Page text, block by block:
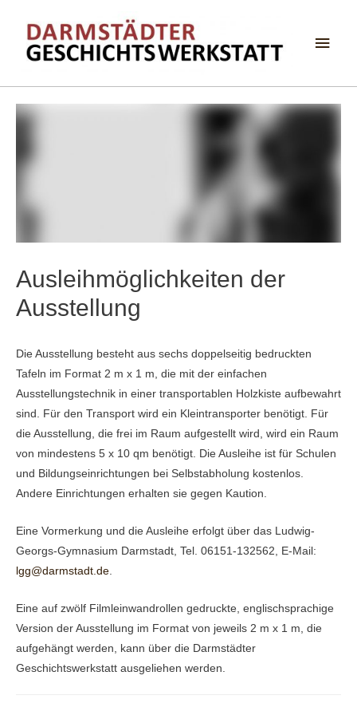
Ausleihmöglichkeiten der
Ausstellung
Die Ausstellung besteht aus sechs doppelseitig bedruckten
Tafeln im Format 2 m x 1 m, die mit der einfachen
Ausstellungstechnik in einer transportablen Holzkiste aufbewahrt
sind. Für den Transport wird ein Kleintransporter benötigt. Für
die Ausstellung, die frei im Raum aufgestellt wird, wird ein Raum
von mindestens 5 x 10 qm benötigt. Die Ausleihe ist für Schulen
und Bildungseinrichtungen bei Selbstabholung kostenlos.
Andere Einrichtungen erhalten sie gegen Kaution.
Eine Vormerkung und die Ausleihe erfolgt über das Ludwig-
Georgs-Gymnasium Darmstadt, Tel. 06151-132562, E-Mail:
lgg@darmstadt.de.
Eine auf zwölf Filmleinwandrollen gedruckte, englischsprachige
Version der Ausstellung im Format von jeweils 2 m x 1 m, die
aufgehängt werden, kann über die Darmstädter
Geschichtswerkstatt ausgeliehen werden.